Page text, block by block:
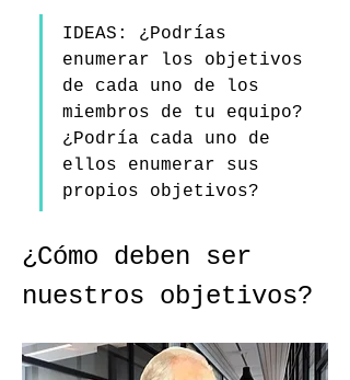
IDEAS: ¿Podrías
enumerar los objetivos
de cada uno de los
miembros de tu equipo?
¿Podría cada uno de
ellos enumerar sus
propios objetivos?
¿Cómo deben ser
nuestros objetivos?